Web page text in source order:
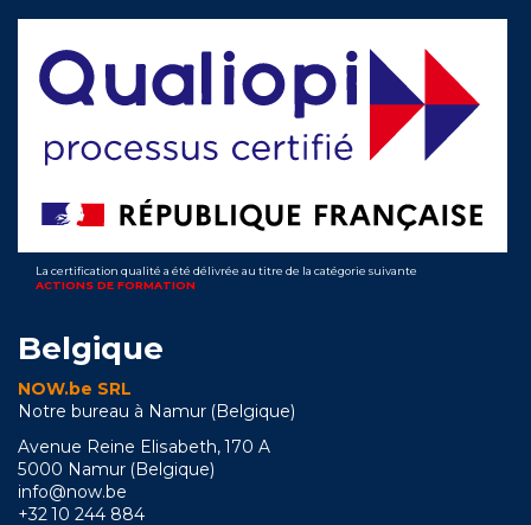
La certification qualité a été délivrée au titre de la catégorie suivante
ACTIONS DE FORMATION
Belgique
NOW.be SRL
Notre bureau à Namur (Belgique)
Avenue Reine Elisabeth, 170 A
5000 Namur (Belgique)
info@now.be
+32 10 244 884